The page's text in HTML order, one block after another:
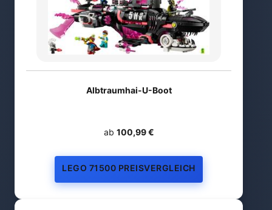
Albtraumhai-U-Boot
ab 100,99 €
LEGO 71500 PREISVERGLEICH